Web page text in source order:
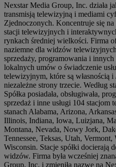
Nexstar Media Group, Inc. działa
transmisją telewizyjną i mediami
Zjednoczonych. Koncentruje się
stacji telewizyjnych i
rynkach średniej wielkości. Firma
naziemne dla widzów
sprzedaży, programowania i innych
lokalnych umów o świadczenie
telewizyjnym, które są własnością i
niezależne strony trzecie. Według
Spółka posiadała, obsługiwała,
sprzedaż i inne usługi 104
stanach Alabama, Arizona,
Illinois, Indiana, Iowa, Luizjana,
Montana, Nevada, Nowy Jork,
Tennessee, Teksas, Utah,
Wisconsin. Stacje spółki docierają
widzów. Firma była wcześniej
Group, Inc. i zmieniła nazwę na